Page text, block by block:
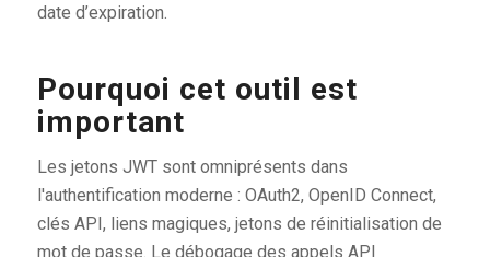
date d’expiration.
Pourquoi cet outil est
important
Les jetons JWT sont omniprésents dans
l'authentification moderne : OAuth2, OpenID Connect,
clés API, liens magiques, jetons de réinitialisation de
mot de passe. Le débogage des appels API